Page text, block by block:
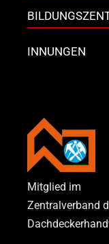
INNUNGEN
Mitglied im
Zentralverband